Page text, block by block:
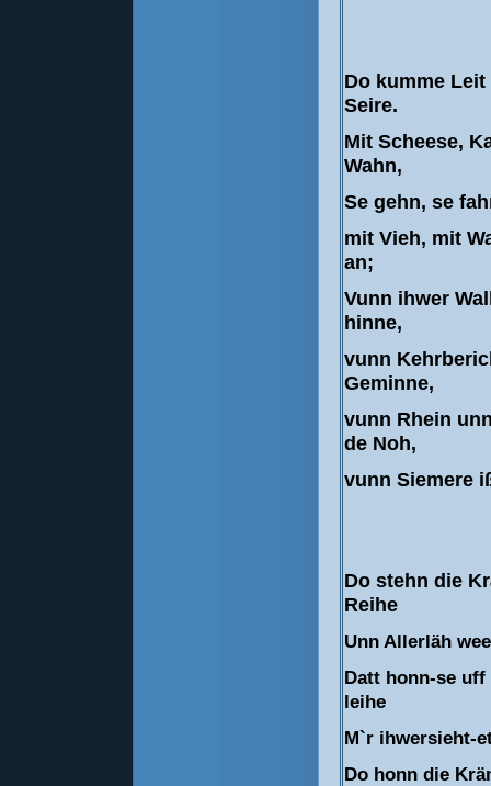
Do kumme
Seire.
Mit Scheese,
Wahn,
Se gehn, se
mit Vieh, mit
an;
Vunn ihwer
hinne,
vunn
Geminne,
vunn Rhein
de Noh,
vunn Siemere
Do stehn die
Reihe
Unn Allerläh
Datt honn-se uff
leihe
M`r ihwersieht-
Do honn die